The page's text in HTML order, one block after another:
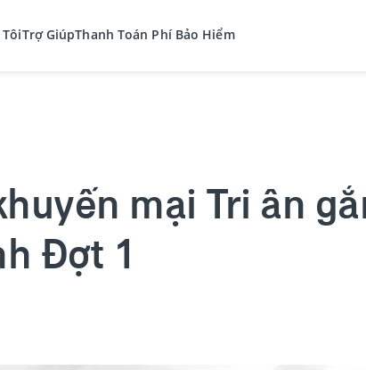
Trợ GiúpThanh Toán Phí Bảo Hiểm
mại Tri ân
Đợt 1